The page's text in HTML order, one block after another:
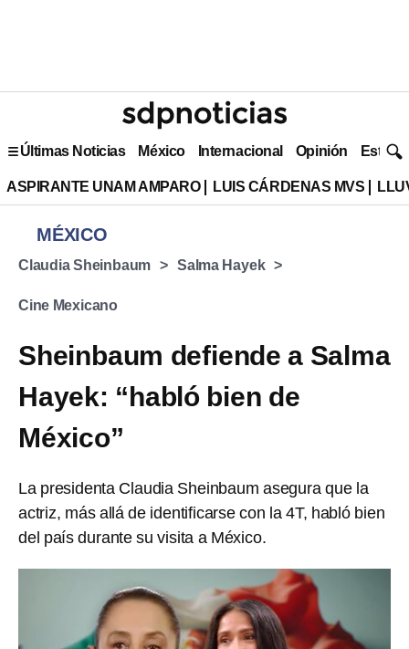
Últimas Noticias México Internacional Opinión Estilo
ASPIRANTE UNAM AMPARO LUIS CÁRDENAS MVS
MÉXICO
Claudia Sheinbaum Salma Hayek
Cine Mexicano
Sheinbaum defiende a Salma
Hayek: “habló bien de
México”
La presidenta Claudia Sheinbaum asegura que la
actriz, más allá de identificarse con la 4T, habló bien
del país durante su visita a México.